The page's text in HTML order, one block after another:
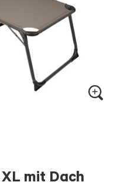
mit Dach